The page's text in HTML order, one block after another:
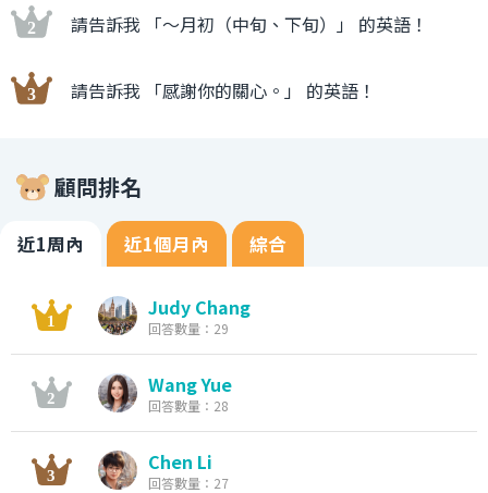
請告訴我 「〜月初（中旬、下旬）」 的英語！
請告訴我 「感謝你的關心。」 的英語！
顧問排名
近1周內 近1個月內 綜合
Judy Chang
回答數量：29
Wang Yue
回答數量：28
Chen Li
回答數量：27